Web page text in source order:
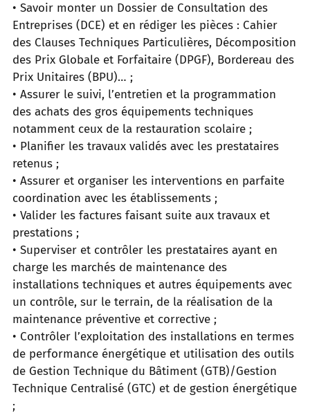
• Savoir monter un Dossier de Consultation des
Entreprises (DCE) et en rédiger les pièces : Cahier
des Clauses Techniques Particulières, Décomposition
des Prix Globale et Forfaitaire (DPGF), Bordereau des
Prix Unitaires (BPU)… ;
• Assurer le suivi, l’entretien et la programmation
des achats des gros équipements techniques
notamment ceux de la restauration scolaire ;
• Planifier les travaux validés avec les prestataires
retenus ;
• Assurer et organiser les interventions en parfaite
coordination avec les établissements ;
• Valider les factures faisant suite aux travaux et
prestations ;
• Superviser et contrôler les prestataires ayant en
charge les marchés de maintenance des
installations techniques et autres équipements avec
un contrôle, sur le terrain, de la réalisation de la
maintenance préventive et corrective ;
• Contrôler l’exploitation des installations en termes
de performance énergétique et utilisation des outils
de Gestion Technique du Bâtiment (GTB)/Gestion
Technique Centralisé (GTC) et de gestion énergétique
;